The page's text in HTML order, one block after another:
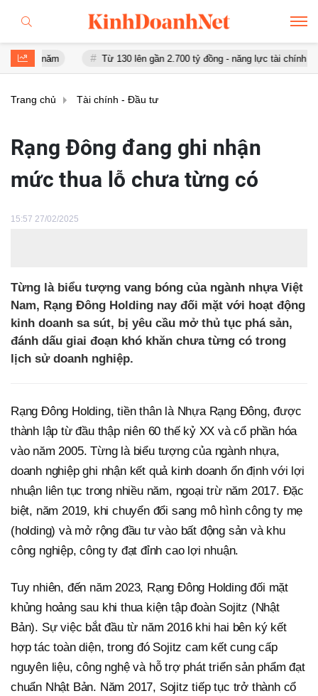
Từ 130 lên gần 2.700 tỷ đồng - năng lực tài chính của Bamboo
Trang chủ Tài chính - Đầu tư
Rạng Đông đang ghi nhận
mức thua lỗ chưa từng có
15:57 27/02/2025
Từng là biểu tượng vang bóng của ngành nhựa Việt
Nam, Rạng Đông Holding nay đối mặt với hoạt động
kinh doanh sa sút, bị yêu cầu mở thủ tục phá sản,
đánh dấu giai đoạn khó khăn chưa từng có trong
lịch sử doanh nghiệp.
Rạng Đông Holding, tiền thân là Nhựa Rạng Đông, được
thành lập từ đầu thập niên 60 thế kỷ XX và cổ phần hóa
vào năm 2005. Từng là biểu tượng của ngành nhựa,
doanh nghiệp ghi nhận kết quả kinh doanh ổn định với lợi
nhuận liên tục trong nhiều năm, ngoại trừ năm 2017. Đặc
biệt, năm 2019, khi chuyển đổi sang mô hình công ty mẹ
(holding) và mở rộng đầu tư vào bất động sản và khu
công nghiệp, công ty đạt đỉnh cao lợi nhuận.
Tuy nhiên, đến năm 2023, Rạng Đông Holding đối mặt
khủng hoảng sau khi thua kiện tập đoàn Sojitz (Nhật
Bản). Sự việc bắt đầu từ năm 2016 khi hai bên ký kết
hợp tác toàn diện, trong đó Sojitz cam kết cung cấp
nguyên liệu, công nghệ và hỗ trợ phát triển sản phẩm đạt
chuẩn Nhật Bản. Năm 2017, Sojitz tiếp tục trở thành cổ